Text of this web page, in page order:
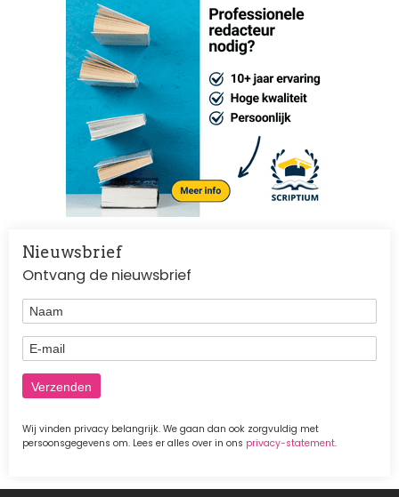
Nieuwsbrief
Ontvang de nieuwsbrief
Naam
E-mail
Wij vinden privacy belangrijk. We gaan dan ook zorgvuldig met
persoonsgegevens om. Lees er alles over in ons privacy-statement.